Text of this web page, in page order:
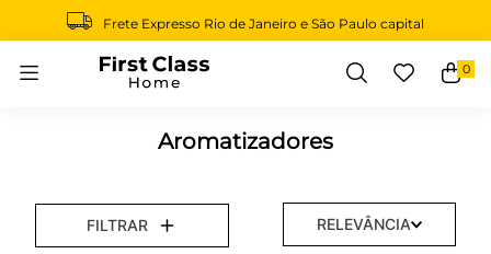
Frete Expresso Rio de Janeiro e São Paulo capital
0
Aromatizadores
FILTRAR RELEVÂNCIA